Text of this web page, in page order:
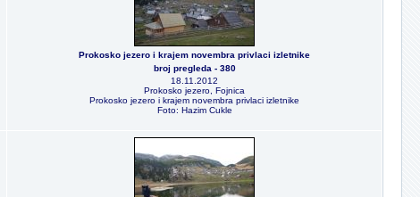
Prokosko jezero i krajem novembra privlaci izletnike
broj pregleda - 380
18.11.2012
Prokosko jezero, Fojnica
Prokosko jezero i krajem novembra privlaci izletnike
Foto: Hazim Cukle